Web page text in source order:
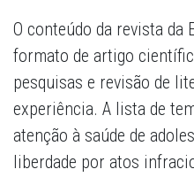
O conteúdo da revista da
formato de artigo
pesquisas e revisão de
experiência. A lista de
atenção à saúde de
liberdade por atos